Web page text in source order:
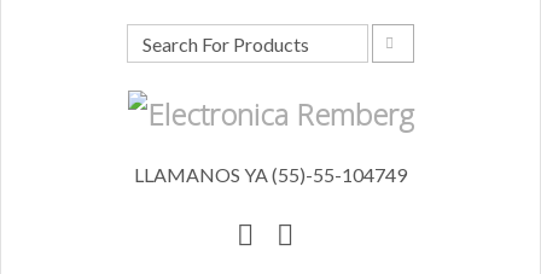
LLAMANOS YA (55)-55-104749